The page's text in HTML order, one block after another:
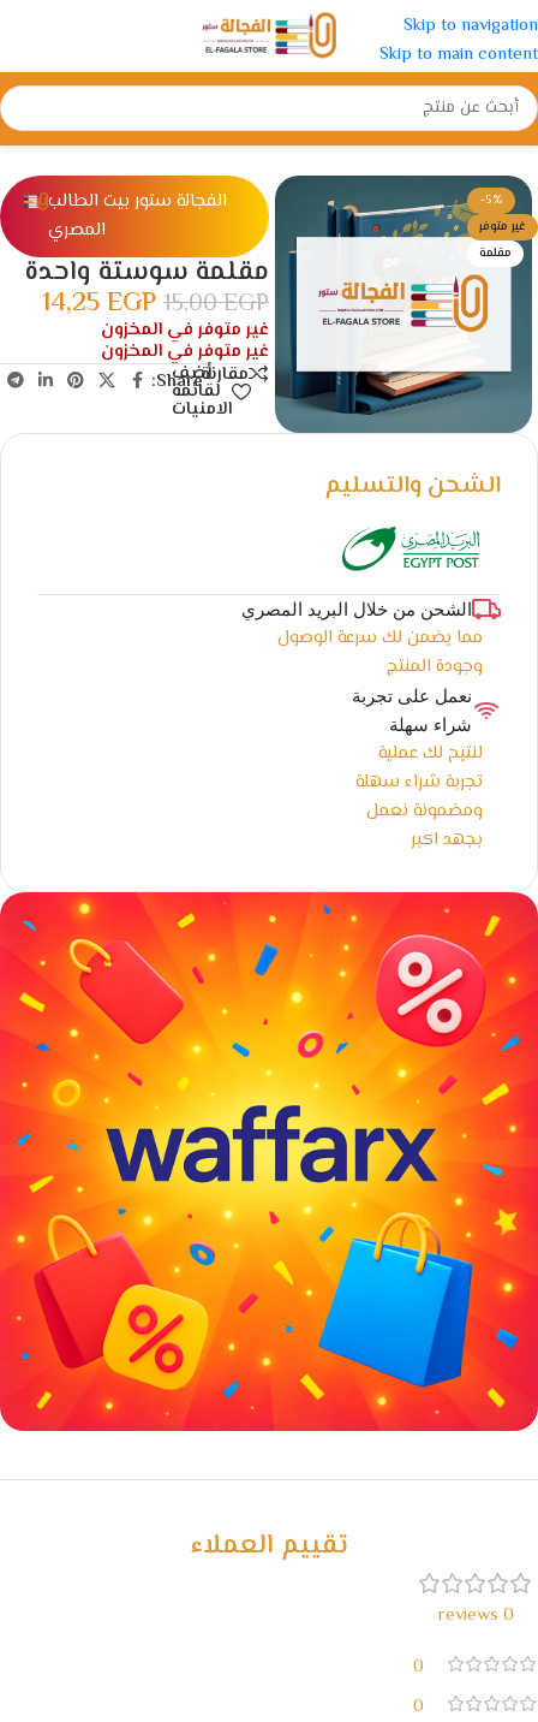
Skip to navigation
Skip to main content
الرئيسية/شنط و مقالم/مقالم
-5%
غير متوفر
مقلمة
الفجالة ستور بيت الطالب
المصري
مقلمة سوستة واحدة
15,00EGP
14,25EGP
غير متوفر في المخزون
غير متوفر في المخزون
مقارنةأضف
لقائمة
الامنيات
Share:
الشحن والتسليم
الشحن من خلال البريد المصري
مما يضمن لك سرعة الوصول
وجودة المنتج
نعمل على تجربة
شراء سهلة
لنتيح لك عملية
تجربة شراء سهلة
ومضمونة نعمل
بجهد اكبر
خصومات كبيرة
تقييم العملاء
0 reviews
0
0